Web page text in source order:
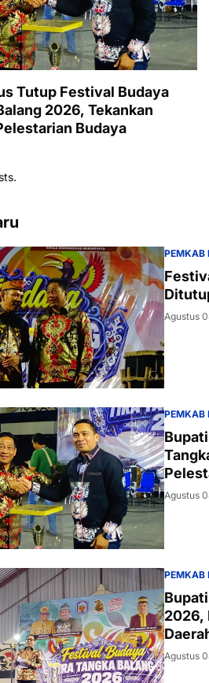
Tutup Festival Budaya
2026, Tekankan
Budaya
PEMKAB
Agustus
PEMKAB
Agustus
PEMKAB
2026,
Agustus